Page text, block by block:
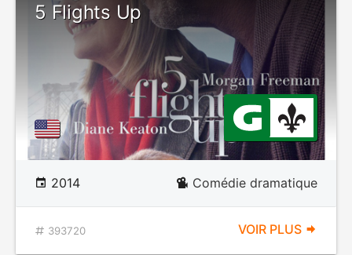
5 Flights Up
2014 Comédie dramatique
393720 VOIR PLUS